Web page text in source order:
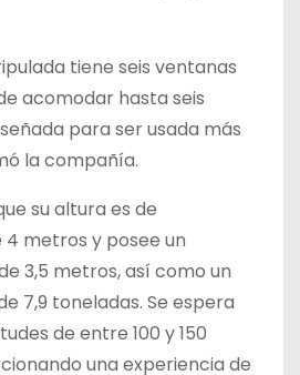
tiene seis ventanas
acomodar hasta seis
para ser usada más
la compañía.
su altura es de
metros y posee un
3,5 metros, así como un
7,9 toneladas. Se espera
de entre 100 y 150
una experiencia de